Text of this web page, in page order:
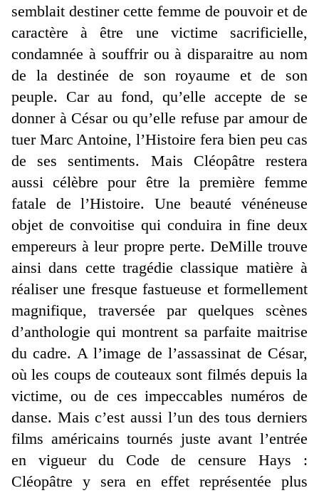
semblait destiner cette femme de pouvoir et de
caractère à être une victime sacrificielle,
condamnée à souffrir ou à disparaitre au nom
de la destinée de son royaume et de son
peuple. Car au fond, qu’elle accepte de se
donner à César ou qu’elle refuse par amour de
tuer Marc Antoine, l’Histoire fera bien peu cas
de ses sentiments. Mais Cléopâtre restera
aussi célèbre pour être la première femme
fatale de l’Histoire. Une beauté vénéneuse
objet de convoitise qui conduira in fine deux
empereurs à leur propre perte. DeMille trouve
ainsi dans cette tragédie classique matière à
réaliser une fresque fastueuse et formellement
magnifique, traversée par quelques scènes
d’anthologie qui montrent sa parfaite maitrise
du cadre. A l’image de l’assassinat de César,
où les coups de couteaux sont filmés depuis la
victime, ou de ces impeccables numéros de
danse. Mais c’est aussi l’un des tous derniers
films américains tournés juste avant l’entrée
en vigueur du Code de censure Hays :
Cléopâtre y sera en effet représentée plus